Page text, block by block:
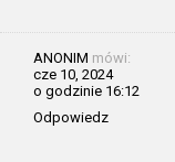
ANONIM mówi:
cze 10, 2024
o godzinie 16:12
Odpowiedz